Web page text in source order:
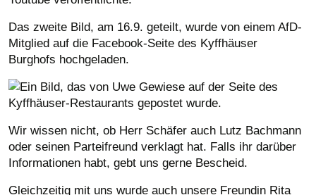
Das zweite Bild, am 16.9. geteilt, wurde von einem AfD-
Mitglied auf die Facebook-Seite des Kyffhäuser
Burghofs hochgeladen.
Wir wissen nicht, ob Herr Schäfer auch Lutz Bachmann
oder seinen Parteifreund verklagt hat. Falls ihr darüber
Informationen habt, gebt uns gerne Bescheid.
Gleichzeitig mit uns wurde auch unsere Freundin Rita